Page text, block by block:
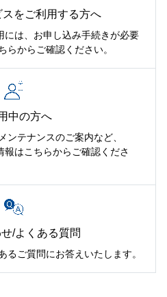
をご利用する方へ
は、お申し込み手続きが必要
らからご確認ください。
中の方へ
ンテナンスのご案内など、
はこちらからご確認くださ
/よくある質問
るご質問にお答えいたします。